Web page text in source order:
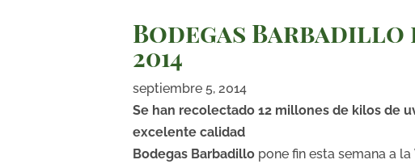
Bodegas Barbadillo
2014
septiembre 5, 2014
Se han recolectado 12 millones de kilos de
excelente calidad
Bodegas Barbadillo pone fin esta semana a la